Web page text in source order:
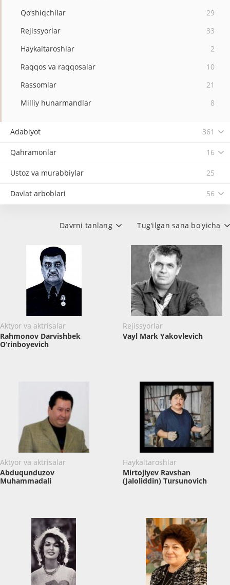
Qo‘shiqchilar
29
Rejissyorlar
33
Haykaltaroshlar
2
Raqqos va raqqosalar
10
Rassomlar
21
Milliy hunarmandlar
8
Adabiyot 361
Qahramonlar 16
Ustoz va murabbiylar 25
Davlat arboblari 56
Tug'ilgan sana bo'yicha
Davrni tanlang
Aktyor va aktrisalar
Rahmonov Darvishbek
O‘rinboyevich
Rejissyorlar
Vayl Mark Yakovlevich
Aktyor va aktrisalar
Abduqunduzov
Muhammadali
Haykaltaroshlar
Mirtojiyev Ravshan
(Jaloliddin) Tursunovich